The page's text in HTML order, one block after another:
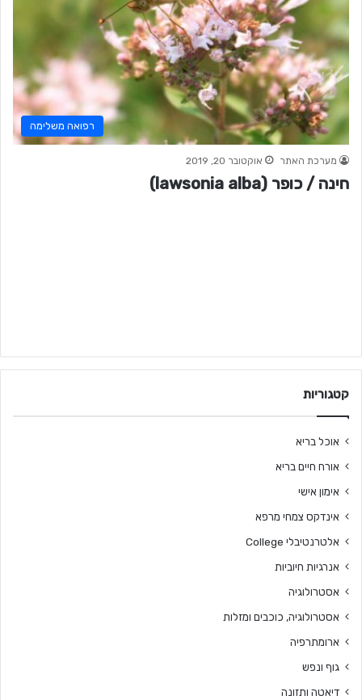
רפואה משלימה
מערכת האתר אוקטובר 20, 2019
חינה / כופר (lawsonia alba)
קטגוריות
אוכל בריא
אורח חיים בריא
אימון אישי
אינדקס צמחי מרפא
אלטרנטיבלי College
אנרגיות חיוביות
אסטרולוגיה
אסטרולוגיה, כוכבים ומזלות
ארומתרפיה
גוף ונפש
דיאטה ותזונה